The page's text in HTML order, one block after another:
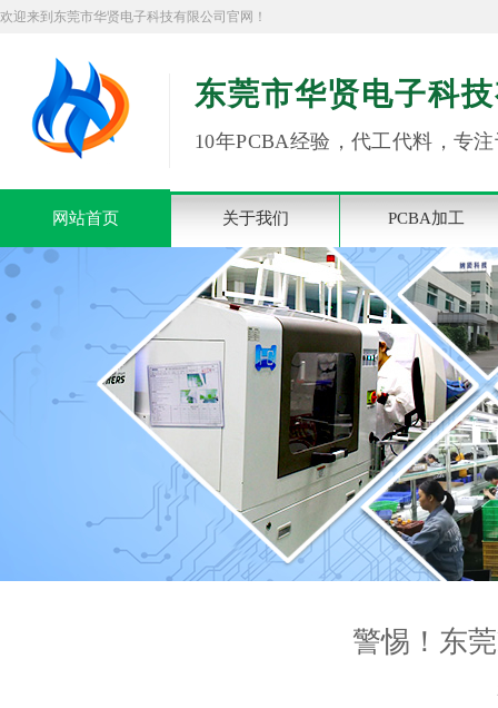
欢迎来到东莞市华贤电子科技有限公司官网！
东莞市华贤电子科
10年PCBA经验，代工代料，专
网站首页 关于我们 PCBA加工
警惕！东